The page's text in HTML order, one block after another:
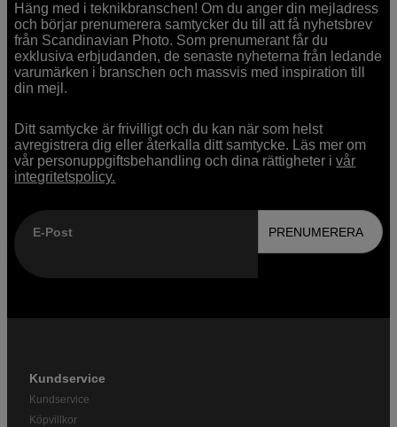
Häng med i teknikbranschen! Om du anger din mejladress
och börjar prenumerera samtycker du till att få nyhetsbrev
från Scandinavian Photo. Som prenumerant får du
exklusiva erbjudanden, de senaste nyheterna från ledande
varumärken i branschen och massvis med inspiration till
din mejl.
Ditt samtycke är frivilligt och du kan när som helst
avregistrera dig eller återkalla ditt samtycke. Läs mer om
vår personuppgiftsbehandling och dina rättigheter ivår
integritetspolicy.
E-Post PRENUMERERA
Kundservice
Kundservice
Köpvillkor